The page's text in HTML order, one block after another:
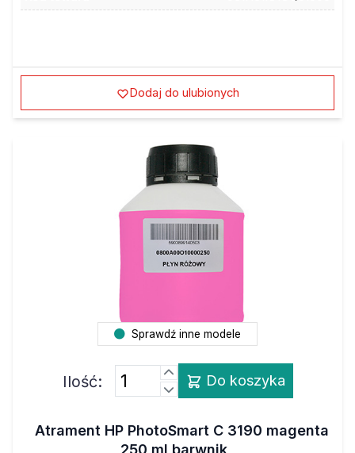
Dodaj do ulubionych
Sprawdź inne modele
Ilość: Do koszyka
Atrament HP PhotoSmart C 3190 magenta
250 ml barwnik